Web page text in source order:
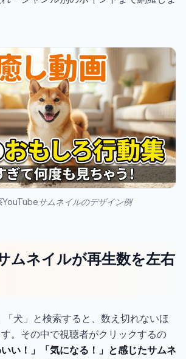
YouTubeサムネイルのデザイン例
ムネイルが再生数を左右
犬」と検索すると、数え切れないほ
。その中で視聴者がクリックするの
い！」「気になる！」と感じたサムネ